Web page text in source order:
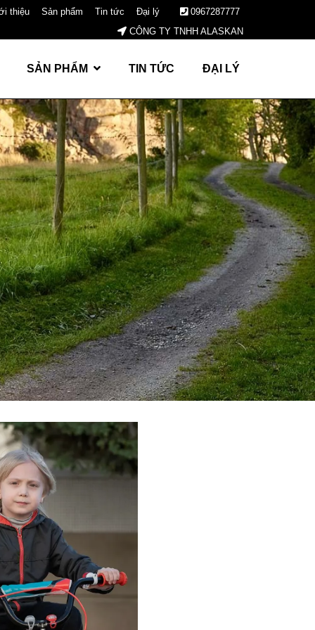
thiệu Sản phẩm Tin tức Đại lý
0967287777
CÔNG TY TNHH ALASKAN
SẢN PHẨM TIN TỨC ĐẠI LÝ